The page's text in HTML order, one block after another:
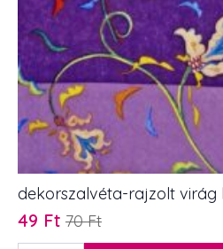
dekorszalvéta-rajzolt virág
70Ft
Original
49 Ft
Current